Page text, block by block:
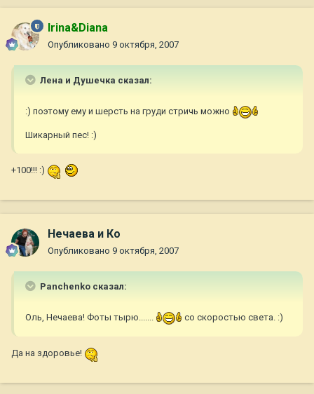
Irina&Diana
Опубликовано 9 октября, 2007
Лена и Душечка сказал:
:) поэтому ему и шерсть на груди стричь можно
Шикарный пес! :)
+100!!! :)
Нечаева и Ко
Опубликовано 9 октября, 2007
Panchenko сказал:
Оль, Нечаева! Фоты тырю....... со скоростью света. :)
Да на здоровье!